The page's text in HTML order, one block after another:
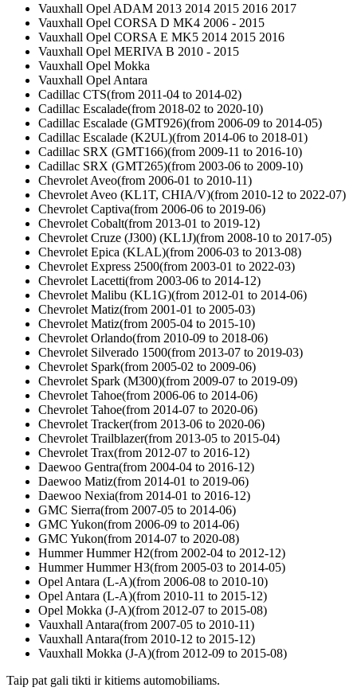
Vauxhall Opel ADAM 2013 2014 2015 2016 2017
Vauxhall Opel CORSA D MK4 2006 - 2015
Vauxhall Opel CORSA E MK5 2014 2015 2016
Vauxhall Opel MERIVA B 2010 - 2015
Vauxhall Opel Mokka
Vauxhall Opel Antara
Cadillac CTS(from 2011-04 to 2014-02)
Cadillac Escalade(from 2018-02 to 2020-10)
Cadillac Escalade (GMT926)(from 2006-09 to 2014-05)
Cadillac Escalade (K2UL)(from 2014-06 to 2018-01)
Cadillac SRX (GMT166)(from 2009-11 to 2016-10)
Cadillac SRX (GMT265)(from 2003-06 to 2009-10)
Chevrolet Aveo(from 2006-01 to 2010-11)
Chevrolet Aveo (KL1T, CHIA/V)(from 2010-12 to 2022-07)
Chevrolet Captiva(from 2006-06 to 2019-06)
Chevrolet Cobalt(from 2013-01 to 2019-12)
Chevrolet Cruze (J300) (KL1J)(from 2008-10 to 2017-05)
Chevrolet Epica (KLAL)(from 2006-03 to 2013-08)
Chevrolet Express 2500(from 2003-01 to 2022-03)
Chevrolet Lacetti(from 2003-06 to 2014-12)
Chevrolet Malibu (KL1G)(from 2012-01 to 2014-06)
Chevrolet Matiz(from 2001-01 to 2005-03)
Chevrolet Matiz(from 2005-04 to 2015-10)
Chevrolet Orlando(from 2010-09 to 2018-06)
Chevrolet Silverado 1500(from 2013-07 to 2019-03)
Chevrolet Spark(from 2005-02 to 2009-06)
Chevrolet Spark (M300)(from 2009-07 to 2019-09)
Chevrolet Tahoe(from 2006-06 to 2014-06)
Chevrolet Tahoe(from 2014-07 to 2020-06)
Chevrolet Tracker(from 2013-06 to 2020-06)
Chevrolet Trailblazer(from 2013-05 to 2015-04)
Chevrolet Trax(from 2012-07 to 2016-12)
Daewoo Gentra(from 2004-04 to 2016-12)
Daewoo Matiz(from 2014-01 to 2019-06)
Daewoo Nexia(from 2014-01 to 2016-12)
GMC Sierra(from 2007-05 to 2014-06)
GMC Yukon(from 2006-09 to 2014-06)
GMC Yukon(from 2014-07 to 2020-08)
Hummer Hummer H2(from 2002-04 to 2012-12)
Hummer Hummer H3(from 2005-03 to 2014-05)
Opel Antara (L-A)(from 2006-08 to 2010-10)
Opel Antara (L-A)(from 2010-11 to 2015-12)
Opel Mokka (J-A)(from 2012-07 to 2015-08)
Vauxhall Antara(from 2007-05 to 2010-11)
Vauxhall Antara(from 2010-12 to 2015-12)
Vauxhall Mokka (J-A)(from 2012-09 to 2015-08)
Taip pat gali tikti ir kitiems automobiliams.